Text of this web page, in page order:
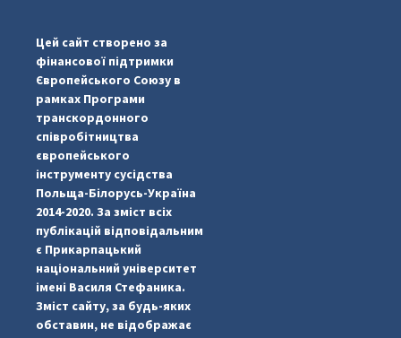
Цей сайт створено за
фінансової підтримки
Європейського Союзу в
рамках Програми
транскордонного
співробітництва
європейського
інструменту сусідства
Польща-Білорусь-Україна
2014-2020. За зміст всіх
публікацій відповідальним
є Прикарпацький
національний університет
імені Василя Стефаника.
Зміст сайту, за будь-яких
обставин, не відображає